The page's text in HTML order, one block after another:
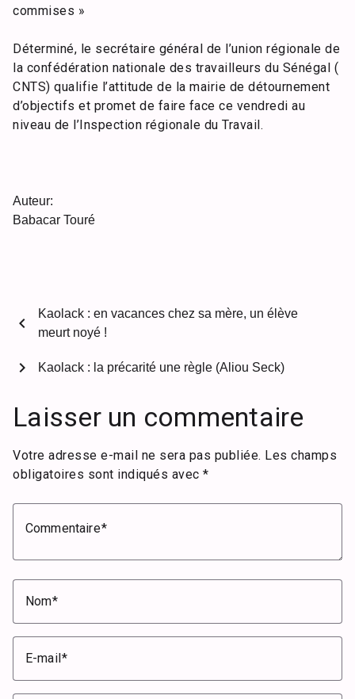
commises »
Déterminé, le secrétaire général de l’union régionale de
la confédération nationale des travailleurs du Sénégal (
CNTS) qualifie l’attitude de la mairie de détournement
d’objectifs et promet de faire face ce vendredi au
niveau de l’Inspection régionale du Travail.
Auteur:
Babacar Touré
chevron_left
Kaolack : en vacances chez sa mère, un élève
meurt noyé !
Kaolack : la précarité une règle (Aliou Seck)
chevron_right
Laisser un commentaire
Votre adresse e-mail ne sera pas publiée. Les champs
obligatoires sont indiqués avec *
Commentaire
Nom
E-mail